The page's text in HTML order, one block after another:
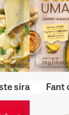
sira Fant